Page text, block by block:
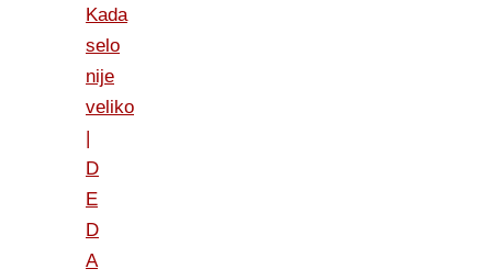
Kada
selo
nije
veliko
|
D
E
D
A